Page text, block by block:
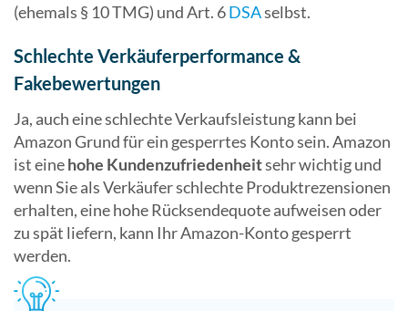
(ehemals § 10 TMG) und Art. 6DSAselbst.
Schlechte Verkäuferperformance &
Fakebewertungen
Ja, auch eine schlechte Verkaufsleistung kann bei
Amazon Grund für ein gesperrtes Konto sein. Amazon
ist einehohe Kundenzufriedenheitsehr wichtig und
wenn Sie als Verkäufer schlechte Produktrezensionen
erhalten, eine hohe Rücksendequote aufweisen oder
zu spät liefern, kann Ihr Amazon-Konto gesperrt
werden.